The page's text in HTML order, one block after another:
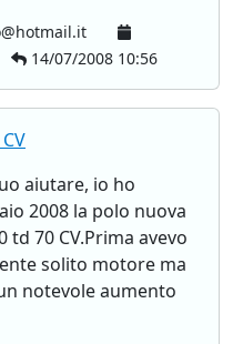
14/07/2008 10:56
aiutare, io ho
2008 la polo nuova
td 70 CV.Prima avevo
solito motore ma
notevole aumento